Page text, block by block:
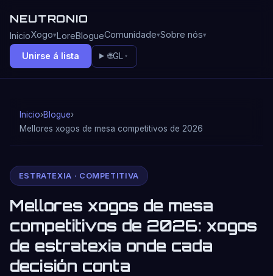
NEUTRONIO
InicioXogo LoreBlogueComunidade Sobre nós
Unirse á lista 🌐GL
Inicio›Blogue›
Mellores xogos de mesa competitivos de 2026
ESTRATEXIA · COMPETITIVA
Mellores xogos de mesa
competitivos de 2026: xogos
de estratexia onde cada
decisión conta